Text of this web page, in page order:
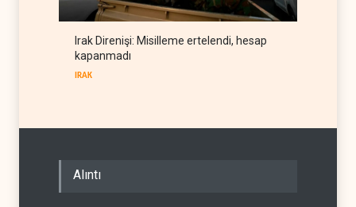
Irak Direnişi: Misilleme ertelendi, hesap
kapanmadı
IRAK
Alıntı